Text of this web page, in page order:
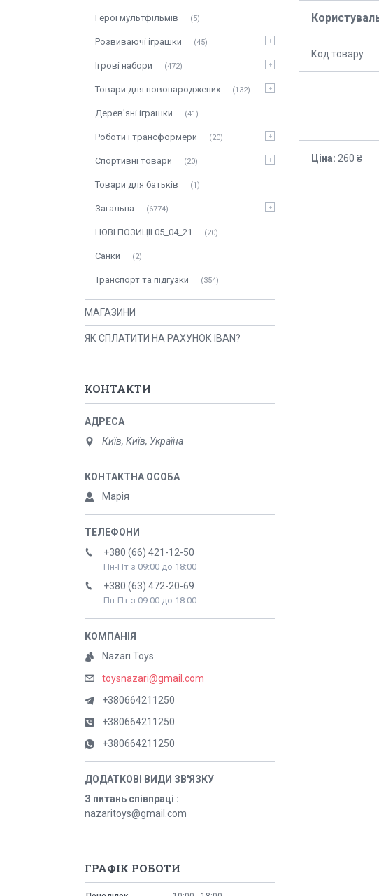
Код товару
Ціна: 260 ₴
Герої мультфільмів 5
Розвиваючі іграшки 45
Ігрові набори 472
Товари для новонароджених 132
Дерев'яні іграшки 41
Роботи і трансформери 20
Спортивні товари 20
Товари для батьків 1
Загальна 6774
НОВІ ПОЗИЦІЇ 05_04_21 20
Санки 2
Транспорт та підгузки 354
МАГАЗИНИ
ЯК СПЛАТИТИ НА РАХУНОК IBAN?
КОНТАКТИ
Київ, Київ, Україна
Марія
+380 (66) 421-12-50
Пн-Пт з 09:00 до 18:00
+380 (63) 472-20-69
Пн-Пт з 09:00 до 18:00
Nazari Toys
toysnazari@gmail.com
+380664211250
+380664211250
+380664211250
З питань співпраці
nazaritoys@gmail.com
ГРАФІК РОБОТИ